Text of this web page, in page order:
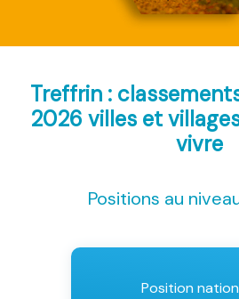
Treffrin :
2026 villes et
vivre
Positions au
Position